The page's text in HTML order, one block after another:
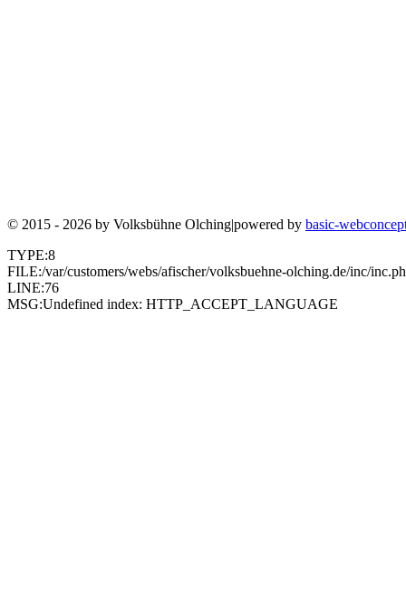
© 2015 - 2026 by Volksbühne Olching|powered by basic-
TYPE:8
FILE:/var/customers/webs/afischer/volksbuehne-olching.de/inc/
LINE:76
MSG:Undefined index: HTTP_ACCEPT_LANGUAGE